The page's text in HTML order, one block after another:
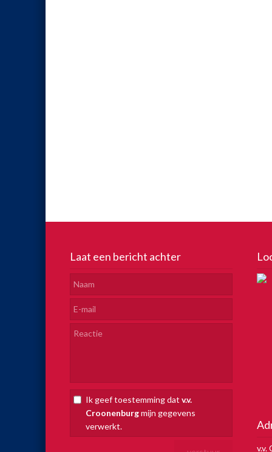
Laat een bericht achter
Ik geef toestemming dat v.v.
Croonenburgmijn gegevens
verwerkt.
v.v.